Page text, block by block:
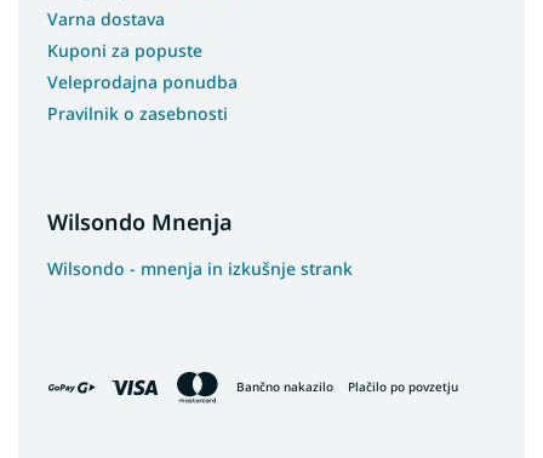
Varna dostava
Kuponi za popuste
Veleprodajna ponudba
Pravilnik o zasebnosti
Wilsondo Mnenja
Wilsondo - mnenja in izkušnje strank
Bančno nakazilo Plačilo po povzetju